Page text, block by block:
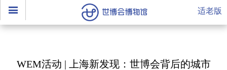
适老版
WEM活动 | 上海新发现：世博会背后的城市